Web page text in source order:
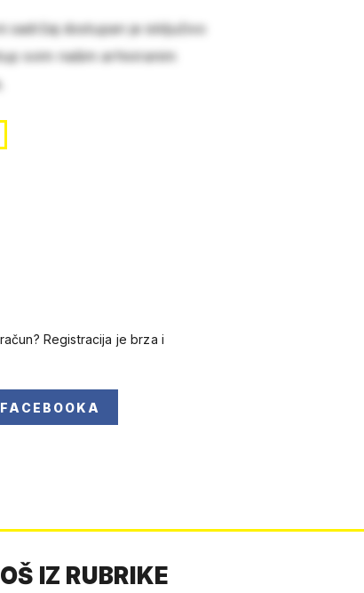
sadržaj dostupan je isključivo
svim našim arhiviranim
Registracija je brza i
IZ RUBRIKE